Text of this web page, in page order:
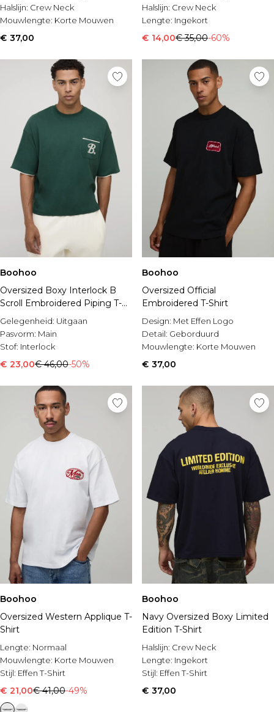
Halslijn: Crew Neck
Mouwlengte: Korte Mouwen
€ 37,00
Halslijn: Crew Neck
Lengte: Ingekort
€ 14,00€ 35,00-60%
Boohoo
Oversized Boxy Interlock B
Scroll Embroidered Piping T-
Shirt
Gelegenheid: Uitgaan
Pasvorm: Main
Stof: Interlock
€ 23,00€ 46,00-50%
Boohoo
Oversized Official
Embroidered T-Shirt
Design: Met Effen Logo
Detail: Geborduurd
Mouwlengte: Korte Mouwen
€ 37,00
Boohoo
Oversized Western Applique T-
Shirt
Lengte: Normaal
Mouwlengte: Korte Mouwen
Stijl: Effen T-Shirt
€ 21,00€ 41,00-49%
Boohoo
Navy Oversized Boxy Limited
Edition T-Shirt
Halslijn: Crew Neck
Lengte: Ingekort
Stijl: Effen T-Shirt
€ 37,00